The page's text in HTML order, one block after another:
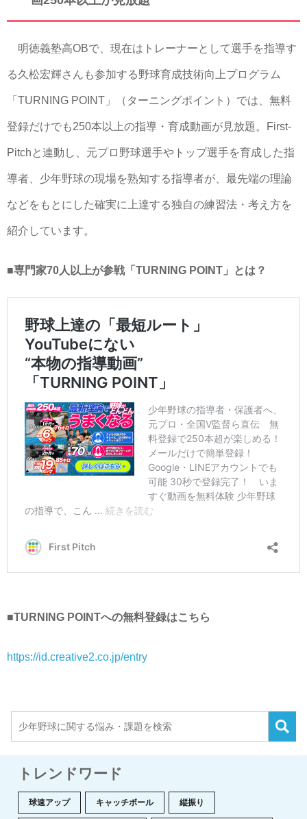
明徳義塾高OBで、現在はトレーナーとして選手を指導す
る久松宏輝さんも参加する野球育成技術向上プログラム
「TURNING POINT」（ターニングポイント）では、無料
登録だけでも250本以上の指導・育成動画が見放題。First-
Pitchと連動し、元プロ野球選手やトップ選手を育成した指
導者、少年野球の現場を熟知する指導者が、最先端の理論
などをもとにした確実に上達する独自の練習法・考え方を
紹介しています。
■専門家70人以上が参戦「TURNING POINT」とは？
■TURNING POINTへの無料登録はこちら
https://id.creative2.co.jp/entry
トレンドワード
球速アップ キャッチボール 縦振り